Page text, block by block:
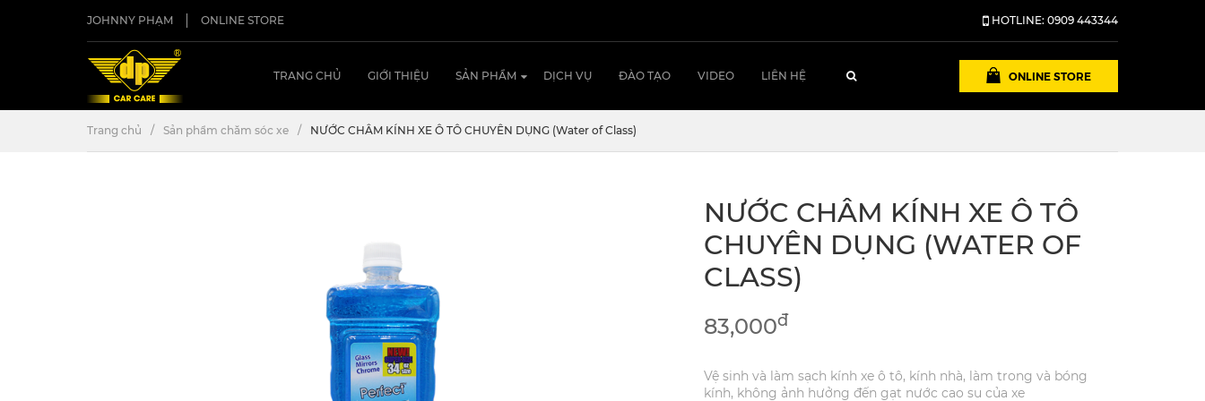
JOHNNY PHẠM ONLINE STORE HOTLINE: 0909 443344
TRANG CHỦ GIỚI THIỆU SẢN PHẨM DỊCH VỤ ĐÀO TẠO VIDEO LIÊN HỆ ONLINE STORE
Trang chủ Sản phẩm chăm sóc xe NƯỚC CHÂM KÍNH XE Ô TÔ CHUYÊN DỤNG (Water of Class)
NƯỚC CHÂM KÍNH XE Ô TÔ
CHUYÊN DỤNG (WATER OF
CLASS)
83,000đ
Vệ sinh và làm sạch kính xe ô tô, kính nhà, làm trong và bóng
kính, không ảnh hưởng đến gạt nước cao su của xe